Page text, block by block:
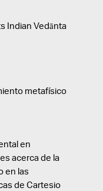
Indian Vedānta
metafísico
en
acerca de la
en las
de Cartesio